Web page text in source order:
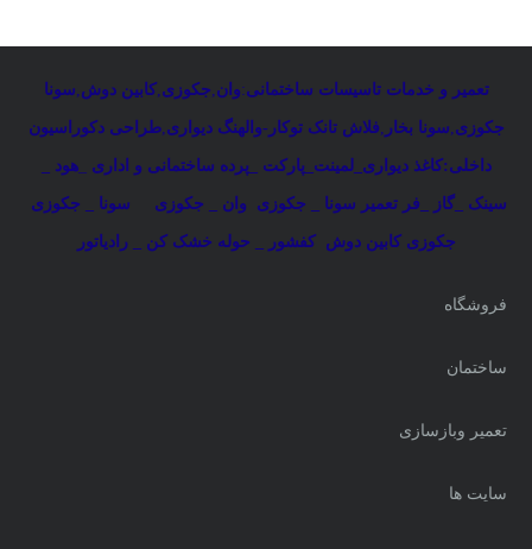
تعمیر و خدمات تاسیسات ساختمانی:وان,جکوزی,کابین دوش,سونا
جکوزی,سونا بخار ,فلاش تانک توکار-والهنگ دیواری,طراحی دکوراسیون
داخلی:کاغذ دیواری_لمینت_پارکت _پرده ساختمانی و اداری _هود _
سینک _گاز _فر تعمیر سونا _ جکوزی وان _ جکوزی سونا _ جکوزی
جکوزی کابین دوش کفشور _ حوله خشک کن _ رادیاتور
فروشگاه
ساختمان
تعمیر وبازسازی
سایت ها